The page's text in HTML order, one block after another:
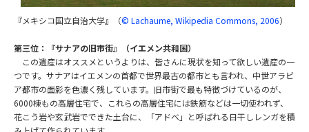
『メキシコ国立自治大学』（© Lachaume, Wikipedia Commons, 2006）
第三位：『サナアの旧市街』（イエメン共和国）
この遺産はオススメというよりは、皆さんに現状を知って欲しい遺産の一
つです。サナアはイエメンの首都で世界最古の都市とも言われ、中世アラビ
ア都市の面影を色濃く残しています。旧市街で最も特徴づけているのが、
6000棟もの高層住宅で、これらの高層住宅には鉄筋などは一切使われず、
花こう岩や玄武岩でできた土台に、「アドベ」と呼ばれる日干しレンガを積